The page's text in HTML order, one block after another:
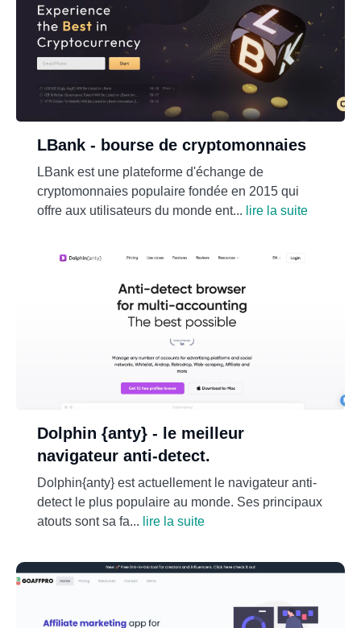
LBank - bourse de cryptomonnaies
LBank est une plateforme d'échange de
cryptomonnaies populaire fondée en 2015 qui
offre aux utilisateurs du monde ent... lire la suite
Dolphin {anty} - le meilleur
navigateur anti-detect.
Dolphin{anty} est actuellement le navigateur anti-
detect le plus populaire au monde. Ses principaux
atouts sont sa fa... lire la suite